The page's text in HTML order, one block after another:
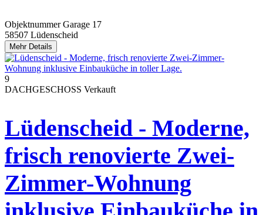
Objektnummer Garage 17
58507 Lüdenscheid
Mehr Details
9
DACHGESCHOSS Verkauft
Lüdenscheid - Moderne,
frisch renovierte Zwei-
Zimmer-Wohnung